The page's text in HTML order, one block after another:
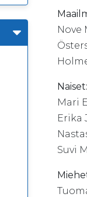
Nove
Naiset:
Mari
Erika
Suvi